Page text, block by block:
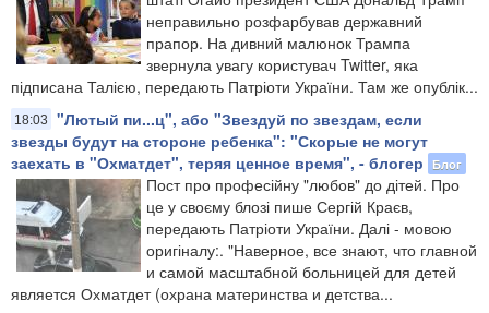
неправильно розфарбував державний
прапор. На дивний малюнок Трампа
звернула увагу користувач Twitter, яка
підписана Талією, передають Патріоти України. Там же опублік...
18:03
"Лютый пи...ц", або "Звездуй по звездам, если
звезды будут на стороне ребенка": "Скорые не могут
заехать в "Охматдет", теряя ценное время", - блогер
Блог
Пост про професійну "любов" до дітей. Про
це у своєму блозі пише Сергій Краєв,
передають Патріоти України. Далі - мовою
оригіналу:. "Наверное, все знают, что главной
и самой масштабной больницей для детей
является Охматдет (охрана материнства и детства...